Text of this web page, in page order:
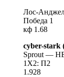
Лос-
Победа 1
кф 1.68
cyber-stark
Sprout —
1Х2: П2
1.928